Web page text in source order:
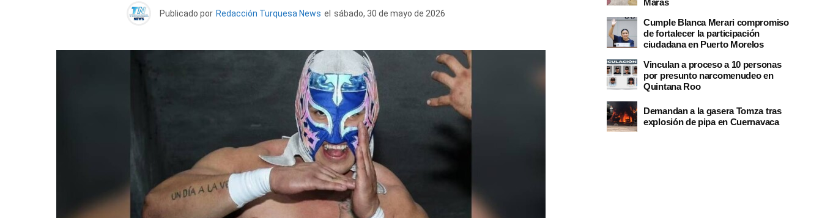
Publicado por Redacción Turquesa News el sábado, 30 de mayo de 2026
Maras
Cumple Blanca Merari compromiso
de fortalecer la participación
ciudadana en Puerto Morelos
Vinculan a proceso a 10 personas
por presunto narcomenudeo en
Quintana Roo
Demandan a la gasera Tomza tras
explosión de pipa en Cuernavaca